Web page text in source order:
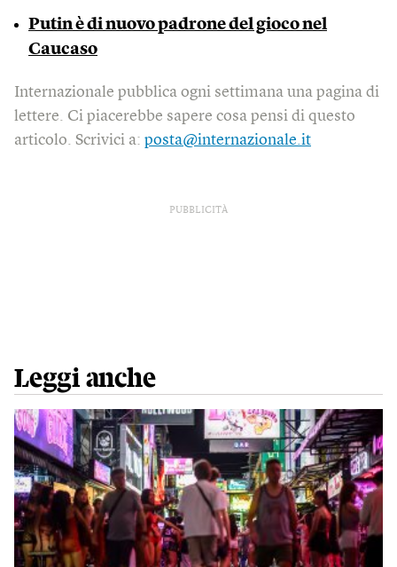
Putin è di nuovo padrone del gioco nel
Caucaso
Internazionale pubblica ogni settimana una pagina di
lettere. Ci piacerebbe sapere cosa pensi di questo
articolo. Scrivici a: posta@internazionale.it
PUBBLICITÀ
Leggi anche